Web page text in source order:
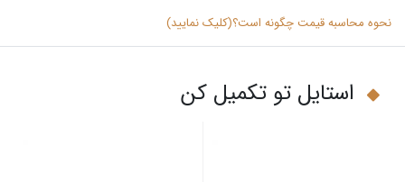
نحوه محاسبه قیمت چگونه است؟(کلیک نمایید)
استایل تو تکمیل کن